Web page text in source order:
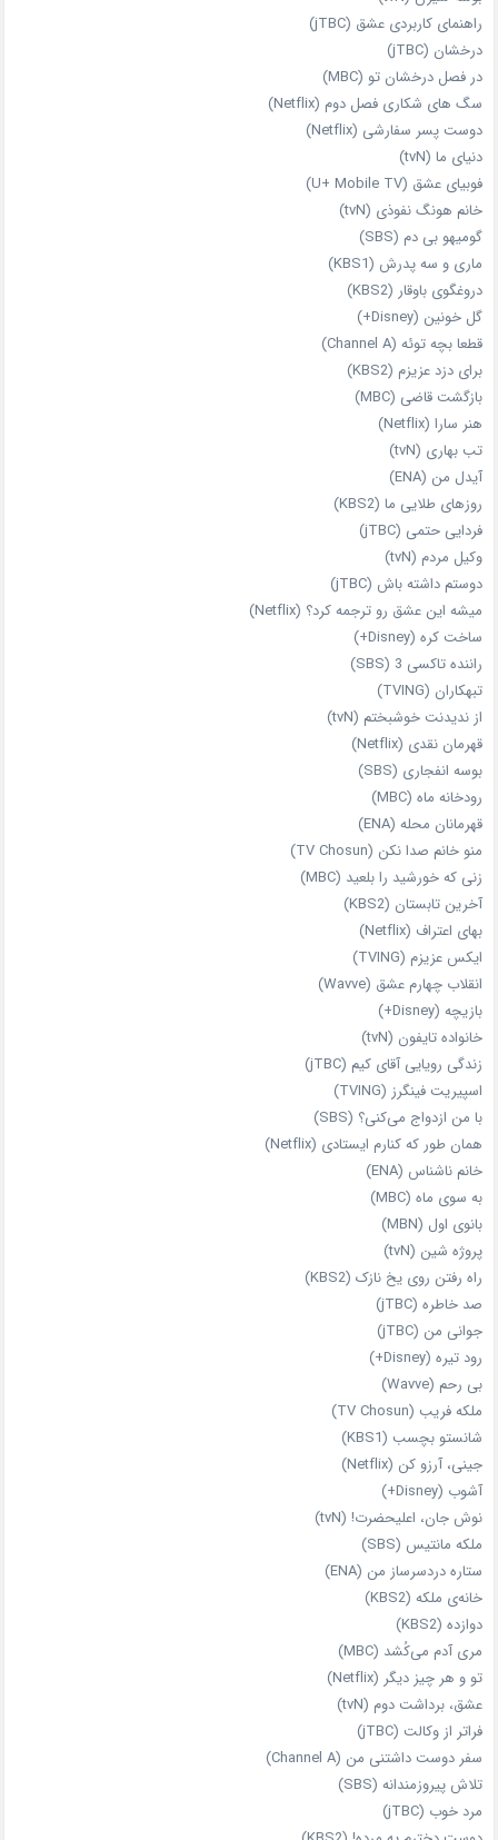
راهنمای کاربردی عشق (jTBC)
درخشان (jTBC)
در فصل درخشان تو (MBC)
سگ های شکاری فصل دوم (Netflix)
دوست‌ پسر سفارشی (Netflix)
دنیای ما (tvN)
فوبیای عشق (U+ Mobile TV)
خانم هونگ نفوذی (tvN)
گومیهو بی دم (SBS)
ماری و سه پدرش (KBS1)
دروغگوی باوقار (KBS2)
گل خونین (Disney+)
قطعا بچه توئه (Channel A)
برای دزد عزیزم (KBS2)
بازگشت قاضی (MBC)
هنر سارا (Netflix)
تب بهاری (tvN)
آیدل من (ENA)
روزهای طلایی ما (KBS2)
فردایی حتمی (jTBC)
وکیل مردم (tvN)
دوستم داشته باش (jTBC)
میشه این عشق رو ترجمه کرد؟ (Netflix)
ساخت کره (Disney+)
راننده تاکسی 3 (SBS)
تبهکاران (TVING)
از ندیدنت خوشبختم (tvN)
قهرمان نقدی (Netflix)
بوسه انفجاری (SBS)
رودخانه ماه (MBC)
قهرمانان محله (ENA)
منو خانم صدا نکن (TV Chosun)
زنی که خورشید را بلعید (MBC)
آخرین تابستان (KBS2)
بهای اعتراف (Netflix)
ایکس عزیزم (TVING)
انقلاب چهارم عشق (Wavve)
بازیچه (Disney+)
خانواده تایفون (tvN)
زندگی رویایی آقای کیم (jTBC)
اسپیریت فینگرز (TVING)
با من ازدواج می‌کنی؟ (SBS)
همان‌ طور که کنارم ایستادی (Netflix)
خانم ناشناس (ENA)
به سوی ماه (MBC)
بانوی اول (MBN)
پروژه شین (tvN)
راه رفتن روی یخ نازک (KBS2)
صد خاطره (jTBC)
جوانی من (jTBC)
رود تیره (Disney+)
بی‌ رحم (Wavve)
ملکه فریب (TV Chosun)
شانستو بچسب (KBS1)
جینی، آرزو کن (Netflix)
آشوب (Disney+)
نوش جان، اعلیحضرت! (tvN)
ملکه‌ مانتیس (SBS)
ستاره دردسرساز من (ENA)
خانه‌ی ملکه (KBS2)
دوازده (KBS2)
مری آدم می‌کُشد (MBC)
تو و هر چیز دیگر (Netflix)
عشق، برداشت دوم (tvN)
فراتر از وکالت (jTBC)
سفر دوست‌ داشتنی من (Channel A)
تلاش پیروزمندانه (SBS)
مرد خوب (jTBC)